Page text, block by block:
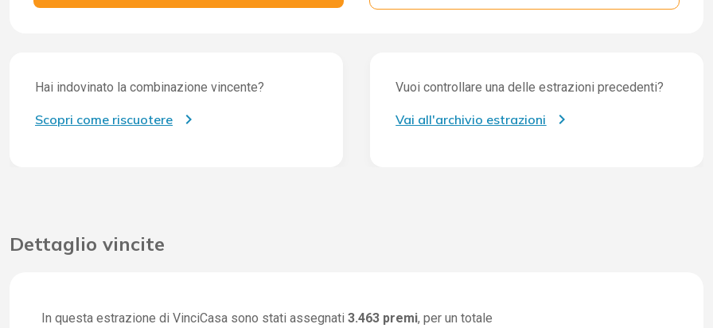
Hai indovinato la combinazione vincente?
Scopri come riscuotere
Vuoi controllare una delle estrazioni precedenti?
Vai all'archivio estrazioni
Dettaglio vincite
In questa estrazione di VinciCasa sono stati assegnati 3.463 premi, per un totale